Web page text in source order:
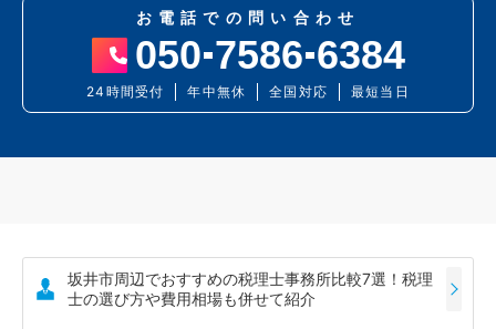
お電話での問い合わせ
050 7586 6384
24時間受付 年中無休 全国対応 最短当日
坂井市周辺でおすすめの税理士事務所比較7選！税理
士の選び方や費用相場も併せて紹介